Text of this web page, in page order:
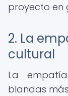
proyecto en
2. La
cultural
La
blandas